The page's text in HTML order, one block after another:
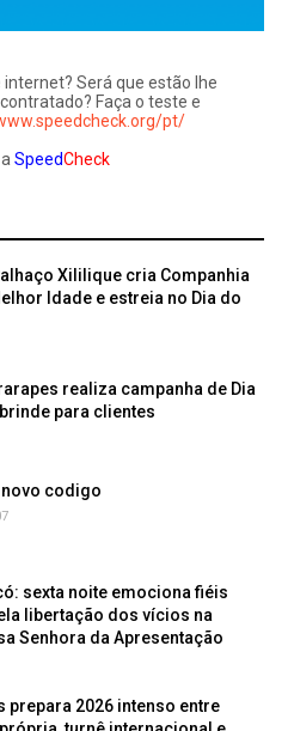
Será que estão lhe
Faça o teste e
pt/
SpeedCheck
Xililique cria Companhia
Idade e estreia no Dia do
realiza campanha de Dia
para clientes
novo codigo
sexta noite emociona fiéis
libertação dos vícios na
Senhora da Apresentação
prepara 2026 intenso entre